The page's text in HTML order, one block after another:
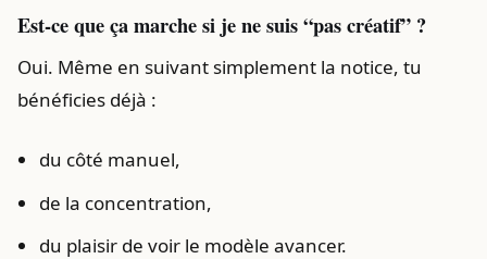
Est-ce que ça marche si je ne suis “pas créatif” ?
Oui. Même en suivant simplement la notice, tu
bénéficies déjà :
du côté manuel,
de la concentration,
du plaisir de voir le modèle avancer.